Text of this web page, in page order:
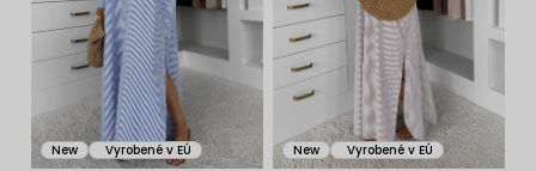
r
o
u
s
p
o New Vyrobené v EÚ New Vyrobené v EÚ